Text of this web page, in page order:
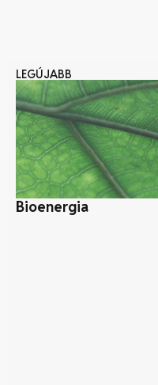
LEGÚJABB
Bioenergia